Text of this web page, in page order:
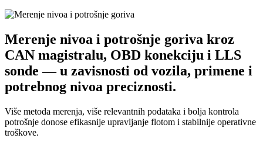
Merenje nivoa i potrošnje goriva kroz
CAN magistralu, OBD konekciju i LLS
sonde — u zavisnosti od vozila, primene i
potrebnog nivoa preciznosti.
Više metoda merenja, više relevantnih podataka i bolja kontrola
potrošnje donose efikasnije upravljanje flotom i stabilnije operativne
troškove.